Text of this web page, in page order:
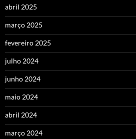
abril 2025
março 2025
fevereiro 2025
julho 2024
junho 2024
maio 2024
abril 2024
março 2024